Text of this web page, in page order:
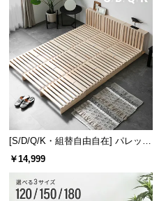
[S/D/Q/K・組替自由自在] パレット
ベッド 8/12/16枚セット
￥14,999